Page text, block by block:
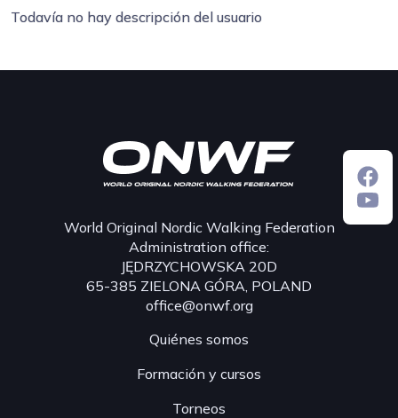
Todavía no hay descripción del usuario
World Original Nordic Walking Federation
Administration office:
JĘDRZYCHOWSKA 20D
65-385 ZIELONA GÓRA, POLAND
office@onwf.org
Quiénes somos
Formación y cursos
Torneos